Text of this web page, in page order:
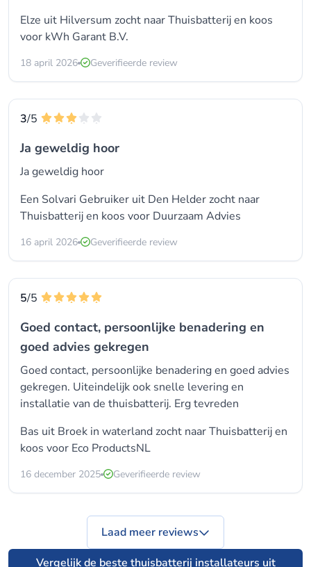
Elze uit Hilversum zocht naar Thuisbatterij en koos
voor kWh Garant B.V.
18 april 2026 Geverifieerde review
3/5
Ja geweldig hoor
Ja geweldig hoor
Een Solvari Gebruiker uit Den Helder zocht naar
Thuisbatterij en koos voor Duurzaam Advies
16 april 2026 Geverifieerde review
5/5
Goed contact, persoonlijke benadering en
goed advies gekregen
Goed contact, persoonlijke benadering en goed advies
gekregen. Uiteindelijk ook snelle levering en
installatie van de thuisbatterij. Erg tevreden
Bas uit Broek in waterland zocht naar Thuisbatterij en
koos voor Eco ProductsNL
16 december 2025 Geverifieerde review
Vergelijk de beste thuisbatterij installateurs uit
Laad meer reviews